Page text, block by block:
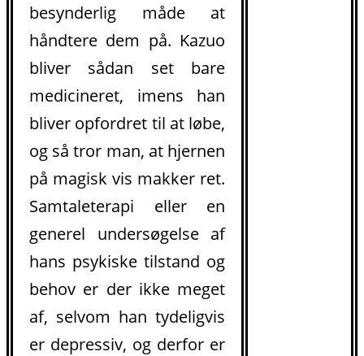
besynderlig måde at
håndtere dem på. Kazuo
bliver sådan set bare
medicineret, imens han
bliver opfordret til at løbe,
og så tror man, at hjernen
på magisk vis makker ret.
Samtaleterapi eller en
generel undersøgelse af
hans psykiske tilstand og
behov er der ikke meget
af, selvom han tydeligvis
er depressiv, og derfor er